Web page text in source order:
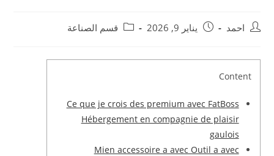
احمد يناير 9, 2026 قسم الصناعة
Content
Ce que je crois des premium avec FatBoss
Hébergement en compagnie de plaisir
gaulois
Mien accessoire a avec Outil a avec